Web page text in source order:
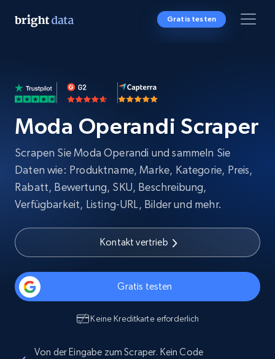
Gratis testen
Moda Operandi Scraper
Scrapen Sie Moda Operandi und sammeln Sie
Daten wie: Produktname, Marke, Kategorie, Preis,
Rabatt, Bewertung, SKU, Beschreibung,
Verfügbarkeit, Listing-URL, Bilder und mehr.
Kontakt vertrieb
Gratis testen
Keine Kreditkarte erforderlich
Von der Eingabe zum Scraper. Kein Code